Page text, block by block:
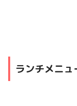
ランチメニュ